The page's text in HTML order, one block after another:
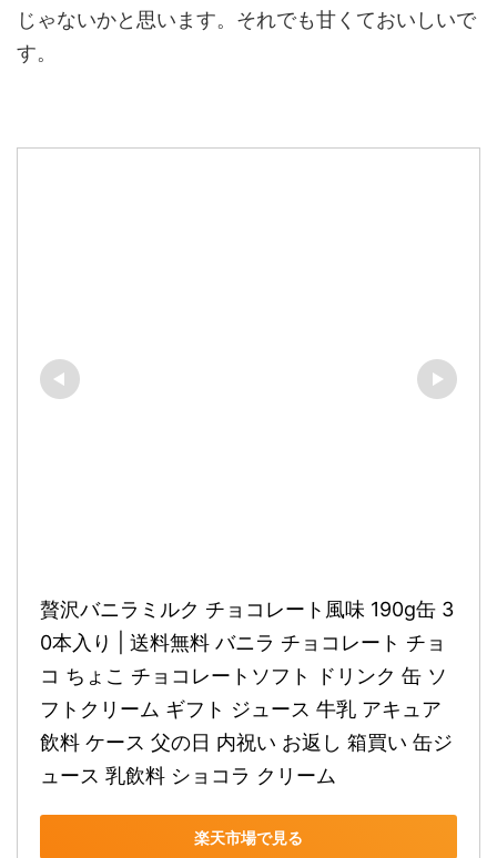
じゃないかと思います。それでも甘くておいしいで
す。
贅沢バニラミルク チョコレート風味 190g缶 3
0本入り | 送料無料 バニラ チョコレート チョ
コ ちょこ チョコレートソフト ドリンク 缶 ソ
フトクリーム ギフト ジュース 牛乳 アキュア
飲料 ケース 父の日 内祝い お返し 箱買い 缶ジ
ュース 乳飲料 ショコラ クリーム
楽天市場で見る